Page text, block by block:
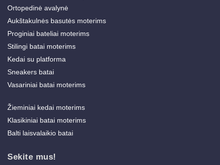
Ortopedinė avalynė
Aukštakulnės basutės moterims
Proginiai bateliai moterims
Stilingi batai moterims
Kedai su platforma
Sneakers batai
Vasariniai batai moterims
Žieminiai kedai moterims
Klasikiniai batai moterims
Balti laisvalaikio batai
Sekite mus!